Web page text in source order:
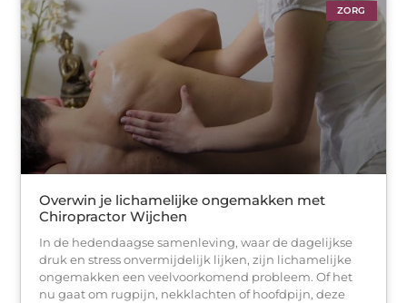
ZORG
Overwin je lichamelijke ongemakken met
Chiropractor Wijchen
In de hedendaagse samenleving, waar de dagelijkse
druk en stress onvermijdelijk lijken, zijn lichamelijke
ongemakken een veelvoorkomend probleem. Of het
nu gaat om rugpijn, nekklachten of hoofdpijn, deze